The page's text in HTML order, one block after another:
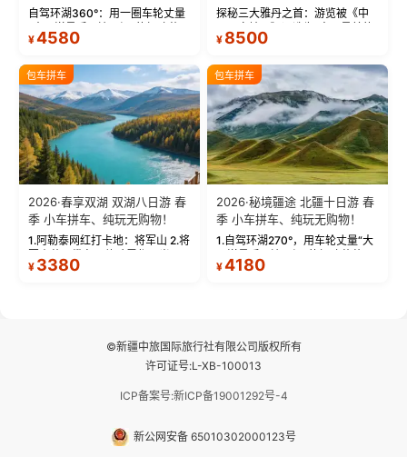
物！
自驾环湖360°：用一圈车轮丈量
蓝。 赛湖旅拍：甄选多款风格服
绝美瞬间。 赛湖坦克300跟车视
频：专业摄影师...
¥4580
探秘三大雅丹之首：游览被《中
三大雅丹”第一名的克拉玛依魔鬼
瓦人最大村落——禾木村，欣赏
晨雾与小木...
¥ 8500
包车拼车
2026·春享双湖 双湖八日游 春
季 小车拼车、纯玩无购物！
1.阿勒泰网红打卡地：将军山 2.将
军山落日缆车，体验雪都风光 3.
将军山，夕阳派对，蹦迪party 4.
¥ 3380
包车拼车
2026·秘境疆途 北疆十日游 春
季 小车拼车、纯玩无购物！
1.自驾环湖270°，用车轮丈量“大
西洋最后一滴眼泪”的极致蔚蓝，
让雪山、花海与深邃湖水在转弯
¥4180
©新疆中旅国际旅行社有限公司版权所有
许可证号:L-XB-100013
ICP备案号:新ICP备19001292号-4
新公网安备 65010302000123号